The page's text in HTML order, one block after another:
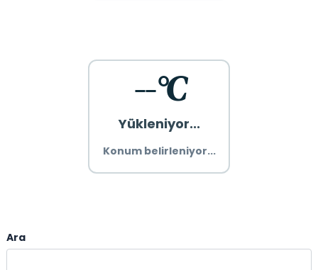
--°C
Yükleniyor...
Konum belirleniyor...
Ara